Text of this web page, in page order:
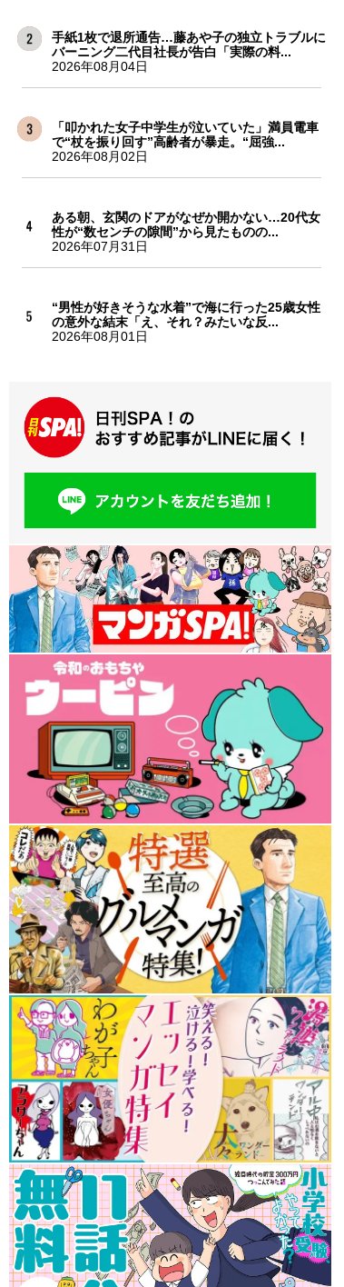
手紙1枚で退所通告…藤あや子の独立トラブルに
バーニング二代目社長が告白「実際の料...
2026年08月04日
「叩かれた女子中学生が泣いていた」満員電車
で“杖を振り回す”高齢者が暴走。“屈強...
2026年08月02日
ある朝、玄関のドアがなぜか開かない…20代女
性が“数センチの隙間”から見たものの...
2026年07月31日
“男性が好きそうな水着”で海に行った25歳女性
の意外な結末「え、それ？みたいな反...
2026年08月01日